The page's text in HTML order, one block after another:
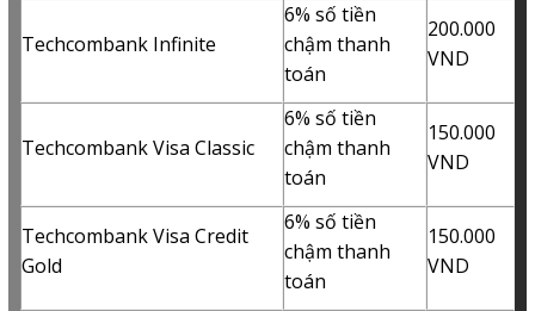
Techcombank Infinite
6% số tiền
chậm thanh
toán
200.000
VND
Techcombank Visa Classic
6% số tiền
chậm thanh
toán
150.000
VND
Techcombank Visa Credit
Gold
6% số tiền
chậm thanh
toán
150.000
VND